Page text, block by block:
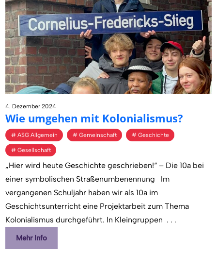
4. Dezember 2024
Wie um­ge­hen mit Ko­lo­nia­lis­mus?
ASG Allgemein Gemeinschaft Geschichte
Gesellschaft
„Hier wird heute Geschichte geschrieben!“ – Die 10a bei
einer symbolischen Straßenumbenennung Im
vergangenen Schuljahr haben wir als 10a im
Geschichtsunterricht eine Projektarbeit zum Thema
Kolonialismus durchgeführt. In Kleingruppen . . .
Mehr Info